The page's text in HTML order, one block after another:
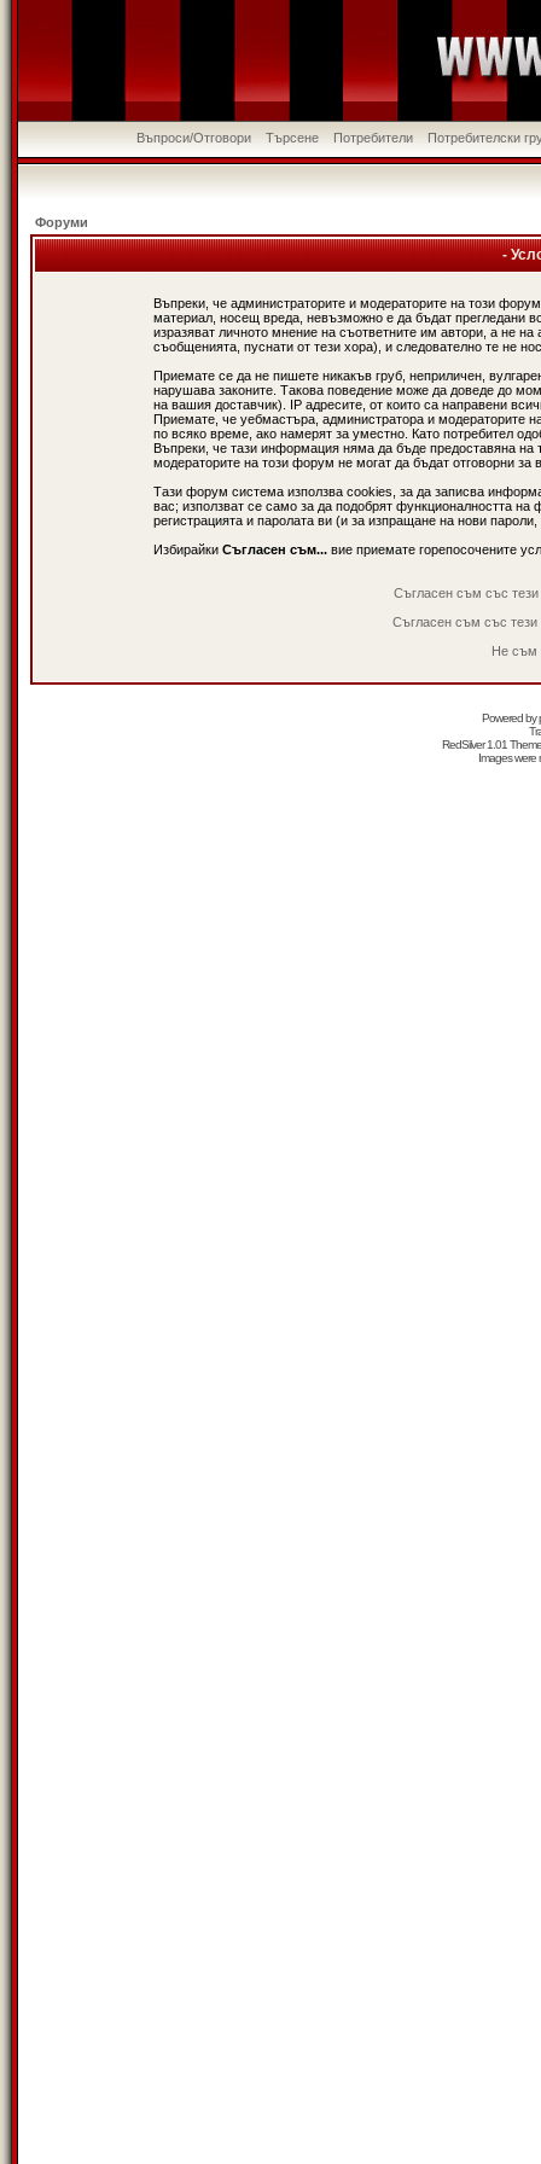
Въпроси/Отговори Търсене Потребители Потребителски
Форуми
-
Въпреки, че администраторите и модераторите на този
материал, носещ вреда, невъзможно е да бъдат прегледани
изразяват личното мнение на съответните им автори, а не
съобщенията, пуснати от тези хора), и следователно те не
Приемате се да не пишете никакъв груб, неприличен,
нарушава законите. Такова поведение може да доведе до
на вашия доставчик). IP адресите, от които са направени
Приемате, че уебмастъра, администратора и модераторите
по всяко време, ако намерят за уместно. Като потребител
Въпреки, че тази информация няма да бъде предоставяна
модераторите на този форум не могат да бъдат отговорни за
Тази форум система използва cookies, за да записва
вас; използват се само за да подобрят функционалността
регистрацията и паролата ви (и за изпращане на нови
Избирайки Съгласен съм... вие приемате горепосочените
Съгласен съм със
Съгласен съм със
Не съм
Powered by
RedSilver 1.01
Images were